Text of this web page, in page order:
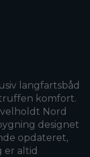
langfartsbåd
komfort.
Nord
designet
opdateret,
er altid